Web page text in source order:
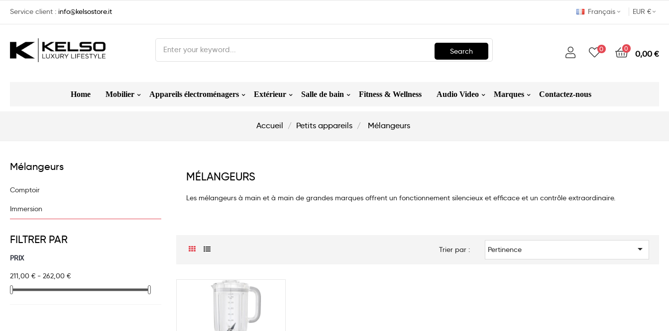
Service client : info@kelsostore.it EUR €
Français
Search 0
0,00 €
0
Home Mobilier Appareils électroménagers Extérieur Salle de bain Fitness & Wellness Audio Video Marques Contactez-nous
Accueil Petits appareils Mélangeurs
Mélangeurs
Comptoir
Immersion
FILTRER PAR
PRIX
211,00 € - 262,00 €
MÉLANGEURS
Les mélangeurs à main et à main de grandes marques offrent un fonctionnement silencieux et efficace et un contrôle extraordinaire.
Trier par : Pertinence 